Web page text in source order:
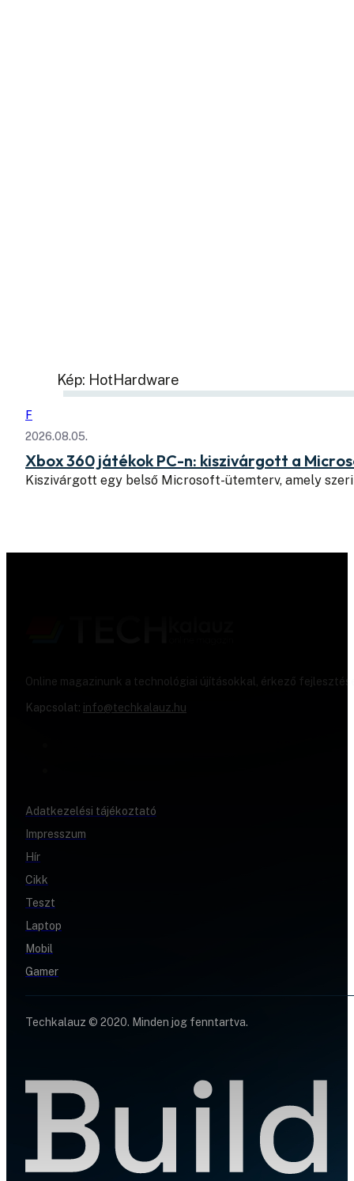
Kép: HotHardware
F
2026.08.05.
Xbox 360 játékok PC-n: kiszivárgott a
Kiszivárgott egy belső Microsoft-ütemterv, amely
Online magazinunk a technológiai újításokkal, érkező
Kapcsolat: info@techkalauz.hu
Adatkezelési tájékoztató
Impresszum
Hír
Cikk
Teszt
Laptop
Mobil
Gamer
Techkalauz © 2020. Minden jog fenntartva.